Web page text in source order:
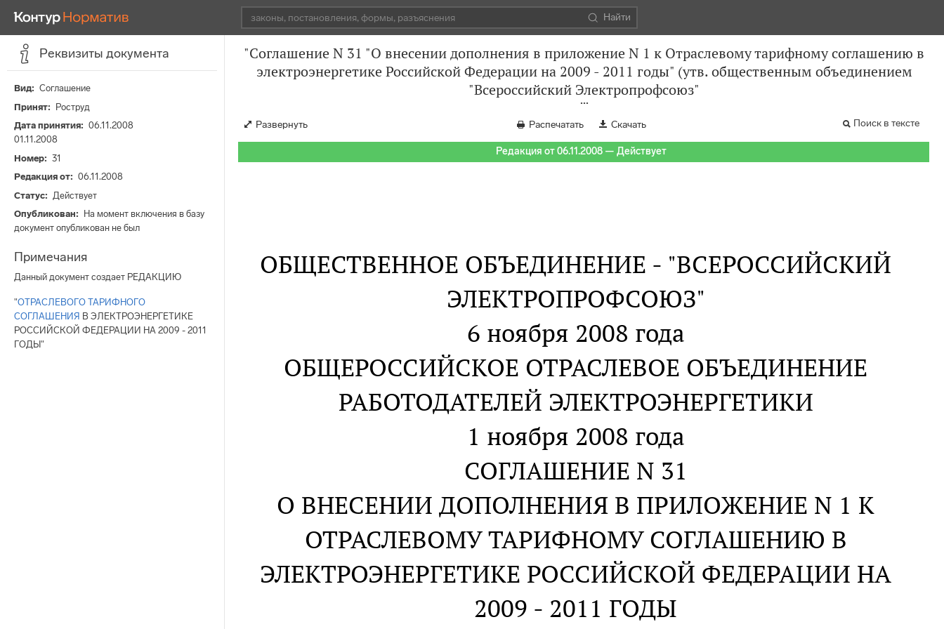
Найти
Реквизиты документа
Вид
Соглашение
Принят
Роструд
Дата принятия
06.11.2008
01.11.2008
Номер
31
Редакция от
06.11.2008
Статус
Действует
Опубликован
На момент включения в базу
документ опубликован не был
Примечания
Данный документ создает РЕДАКЦИЮ
"ОТРАСЛЕВОГО ТАРИФНОГО
СОГЛАШЕНИЯ В ЭЛЕКТРОЭНЕРГЕТИКЕ
РОССИЙСКОЙ ФЕДЕРАЦИИ НА 2009 - 2011
ГОДЫ"
"Соглашение N 31 "О внесении дополнения в приложение N 1 к Отраслевому тарифному соглашению в
электроэнергетике Российской Федерации на 2009 - 2011 годы" (утв. общественным объединением
"Всероссийский Электропрофсоюз"
Развернуть Распечатать Скачать Поиск в тексте
Редакция от 06.11.2008 — Действует
ОБЩЕСТВЕННОЕ ОБЪЕДИНЕНИЕ - "ВСЕРОССИЙСКИЙ
ЭЛЕКТРОПРОФСОЮЗ"
6 ноября 2008 года
ОБЩЕРОССИЙСКОЕ ОТРАСЛЕВОЕ ОБЪЕДИНЕНИЕ
РАБОТОДАТЕЛЕЙ ЭЛЕКТРОЭНЕРГЕТИКИ
1 ноября 2008 года
СОГЛАШЕНИЕ N 31
О ВНЕСЕНИИ ДОПОЛНЕНИЯ В ПРИЛОЖЕНИЕ N 1 К
ОТРАСЛЕВОМУ ТАРИФНОМУ СОГЛАШЕНИЮ В
ЭЛЕКТРОЭНЕРГЕТИКЕ РОССИЙСКОЙ ФЕДЕРАЦИИ НА
2009 - 2011 ГОДЫ